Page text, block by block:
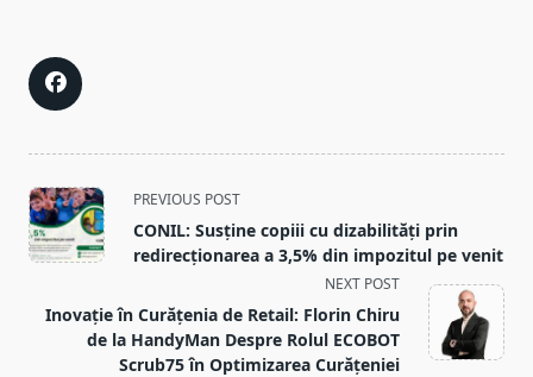
<span
class="nav-
subtitle
reader-
text">Page</span>
PREVIOUS POST
CONIL: Susține copiii cu dizabilități prin
redirecționarea a 3,5% din impozitul pe venit
NEXT POST
Inovație în Curățenia de Retail: Florin Chiru
de la HandyMan Despre Rolul ECOBOT
Scrub75 în Optimizarea Curățeniei